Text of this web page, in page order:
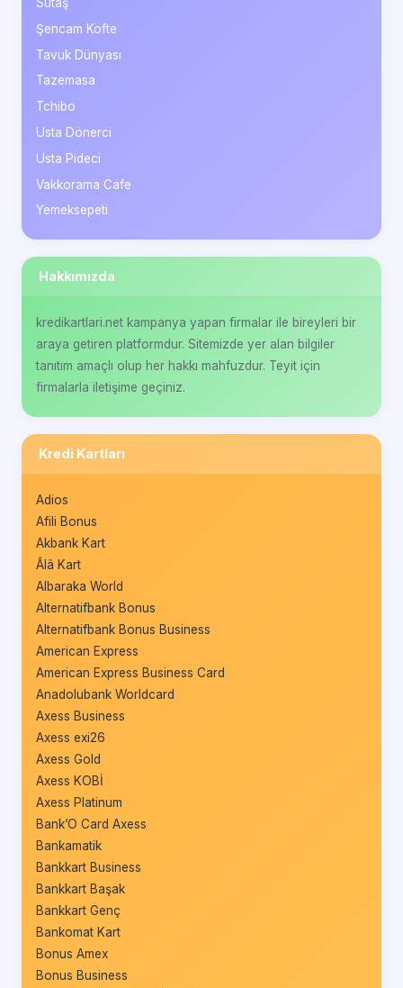
Şencam Köfte
Tavuk Dünyası
Tazemasa
Tchibo
Usta Dönerci
Usta Pideci
Vakkorama Cafe
Yemeksepeti
Hakkımızda
kredikartlari.net kampanya yapan firmalar ile bireyleri bir
araya getiren platformdur. Sitemizde yer alan bilgiler
tanıtım amaçlı olup her hakkı mahfuzdur. Teyit için
firmalarla iletişime geçiniz.
Kredi Kartları
Adios
Afili Bonus
Akbank Kart
Âlâ Kart
Albaraka World
Alternatifbank Bonus
Alternatifbank Bonus Business
American Express
American Express Business Card
Anadolubank Worldcard
Axess Business
Axess exi26
Axess Gold
Axess KOBİ
Axess Platinum
Bank’O Card Axess
Bankamatik
Bankkart Business
Bankkart Başak
Bankkart Genç
Bankomat Kart
Bonus Amex
Bonus Business